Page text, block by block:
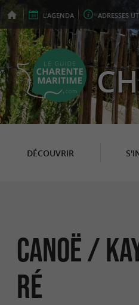
L'AGENDA ADRESSES
DÉCOUVRIR
Canoë /
Ré